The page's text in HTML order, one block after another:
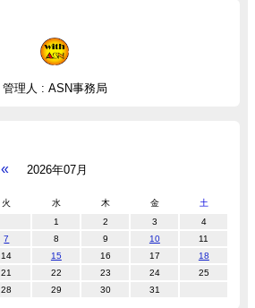
管理人 : ASN事務局
«
2026年07月
火 水 木 金
土
1
2 3
4
7 8 9 10
11
14 15 16 17
18
21 22 23 24
25
28 29 30 31